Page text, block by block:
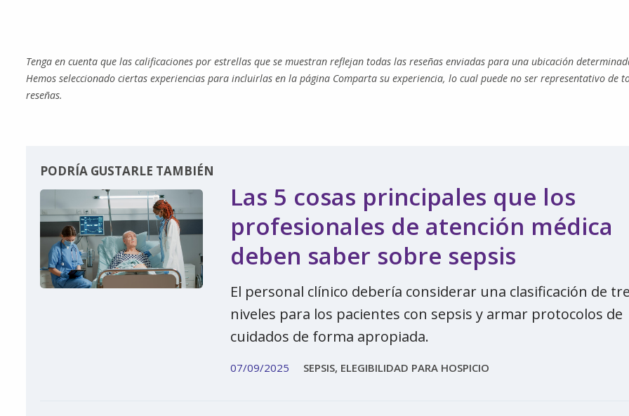
Tenga en cuenta que las calificaciones por estrellas que se muestran reflejan todas las reseñas enviadas para una ubicación
Hemos seleccionado ciertas experiencias para incluirlas en la página Comparta su experiencia, lo cual puede no ser representativo de
reseñas.
PODRÍA GUSTARLE TAMBIÉN
Las 5 cosas principales que los
profesionales de atención médica
deben saber sobre sepsis
El personal clínico debería considerar una clasificación de
niveles para los pacientes con sepsis y armar protocolos de
cuidados de forma apropiada.
07/09/2025 SEPSIS, ELEGIBILIDAD PARA HOSPICIO